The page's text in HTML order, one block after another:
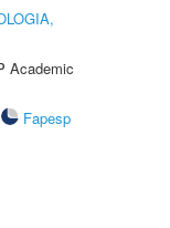
Academic
Fapesp